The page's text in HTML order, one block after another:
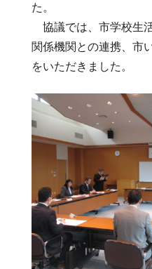
た。
協議では、市学校生
関係機関との連携、市
をいただきました。